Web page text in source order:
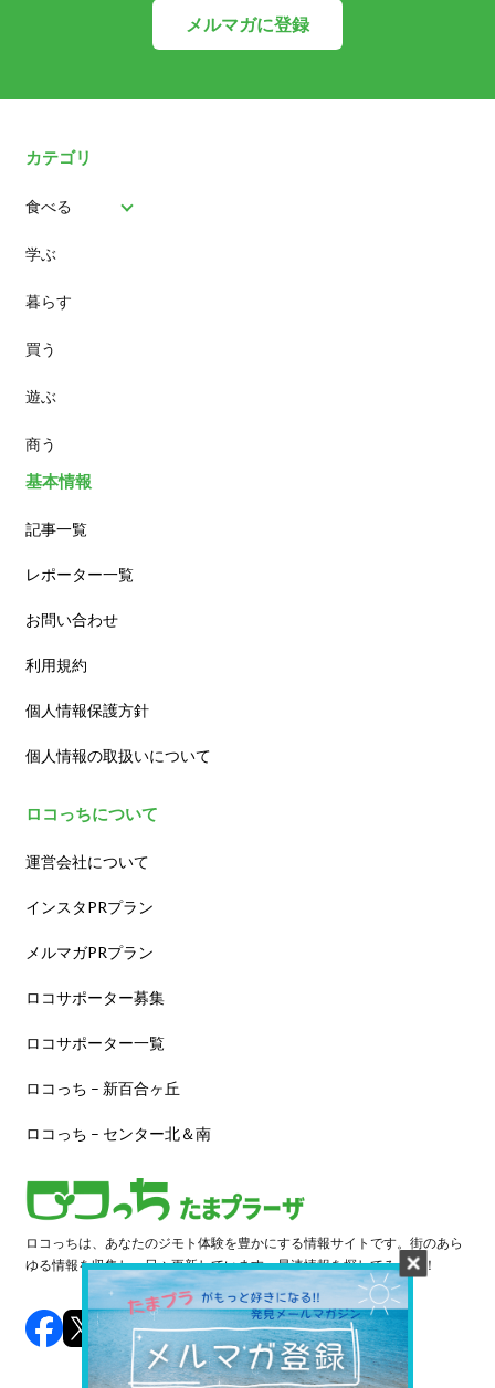
メルマガに登録
カテゴリ
食べる
パン
スイーツ
ランチ
カフェ
学ぶ
暮らす
買う
遊ぶ
商う
基本情報
記事一覧
レポーター一覧
お問い合わせ
利用規約
個人情報保護方針
個人情報の取扱いについて
ロコっちについて
運営会社について
インスタPRプラン
メルマガPRプラン
ロコサポーター募集
ロコサポーター一覧
ロコっち – 新百合ヶ丘
ロコっち – センター北＆南
ロコっちは、あなたのジモト体験を豊かにする情報サイトです。街のあら
ゆる情報を収集し、日々更新しています。早速情報を探してみよう！
©️ 2024 LOCOTCH. All Rights Reserved.